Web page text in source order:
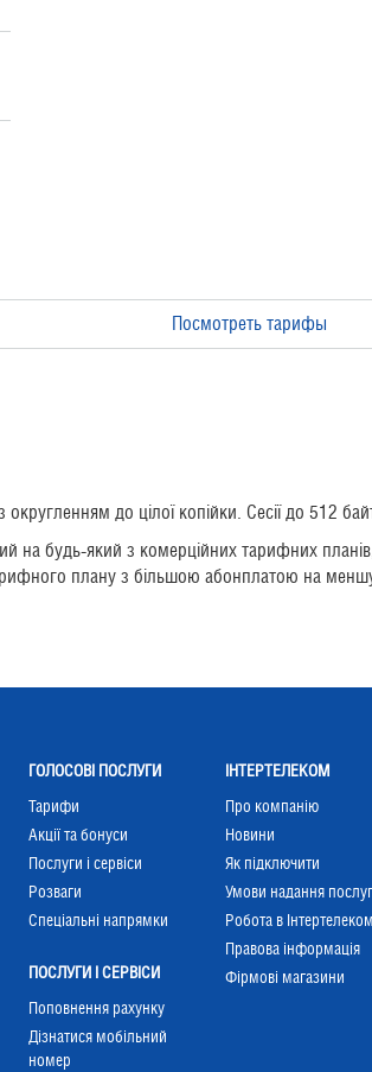
Посмотреть тарифы
округленням до цілої копійки. Сесії до 512
на будь-який з комерційних тарифних
плану з більшою абонплатою на
ГОЛОСОВІ ПОСЛУГИ
Тарифи
Акції та бонуси
Послуги і сервіси
Розваги
Cпеціальні напрямки
ПОСЛУГИ І СЕРВІСИ
Поповнення рахунку
Дізнатися мобільний
номер
ІНТЕРТЕЛЕКОМ
Про компанію
Новини
Як підключити
Умови надання послуг
Робота в Інтертелеком
Правова інформація
Фірмові магазини